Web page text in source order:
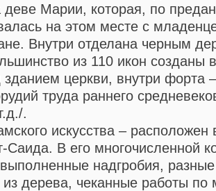
деве Марии, которая, по
на этом месте с
Внутри отделана черным
из 110 икон созданы
церкви, внутри форта
труда раннего
.
искусства – расположен
Саида. В его многочисленной
надгробия,
дерева, чеканные работы по